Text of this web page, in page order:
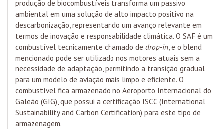
produção de biocombustíveis transforma um passivo
ambiental em uma solução de alto impacto positivo na
descarbonização, representando um avanço relevante em
termos de inovação e responsabilidade climática. O SAF é um
combustível tecnicamente chamado de drop-in, e o blend
mencionado pode ser utilizado nos motores atuais sem a
necessidade de adaptação, permitindo a transição gradual
para um modelo de aviação mais limpo e eficiente. O
combustível fica armazenado no Aeroporto Internacional do
Galeão (GIG), que possui a certificação ISCC (International
Sustainability and Carbon Certification) para este tipo de
armazenagem.